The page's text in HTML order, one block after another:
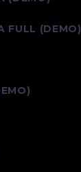
FULL (DEMO)